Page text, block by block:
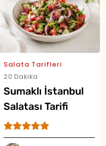
Salata Tarifleri
20 Dakika
Sumaklı İstanbul
Salatası Tarifi